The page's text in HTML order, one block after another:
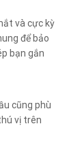
và cực kỳ
để bảo
bạn gắn
cũng phù
vị trên